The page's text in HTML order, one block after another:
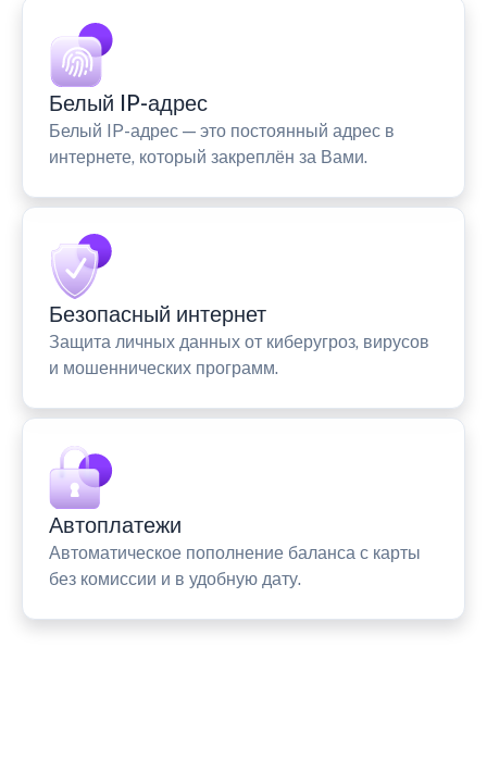
Белый IP-адрес
Белый IP-адрес — это постоянный адрес в
интернете, который закреплён за Вами.
Безопасный интернет
Защита личных данных от киберугроз, вирусов
и мошеннических программ.
Автоплатежи
Автоматическое пополнение баланса с карты
без комиссии и в удобную дату.